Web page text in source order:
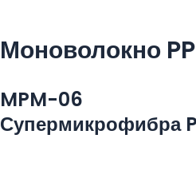
Моноволокно
MPM-06
Супермикрофибра